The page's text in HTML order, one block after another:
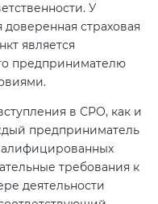
У
страховая
является
предпринимателю
в СРО, как и
предприниматель
требования к
деятельности